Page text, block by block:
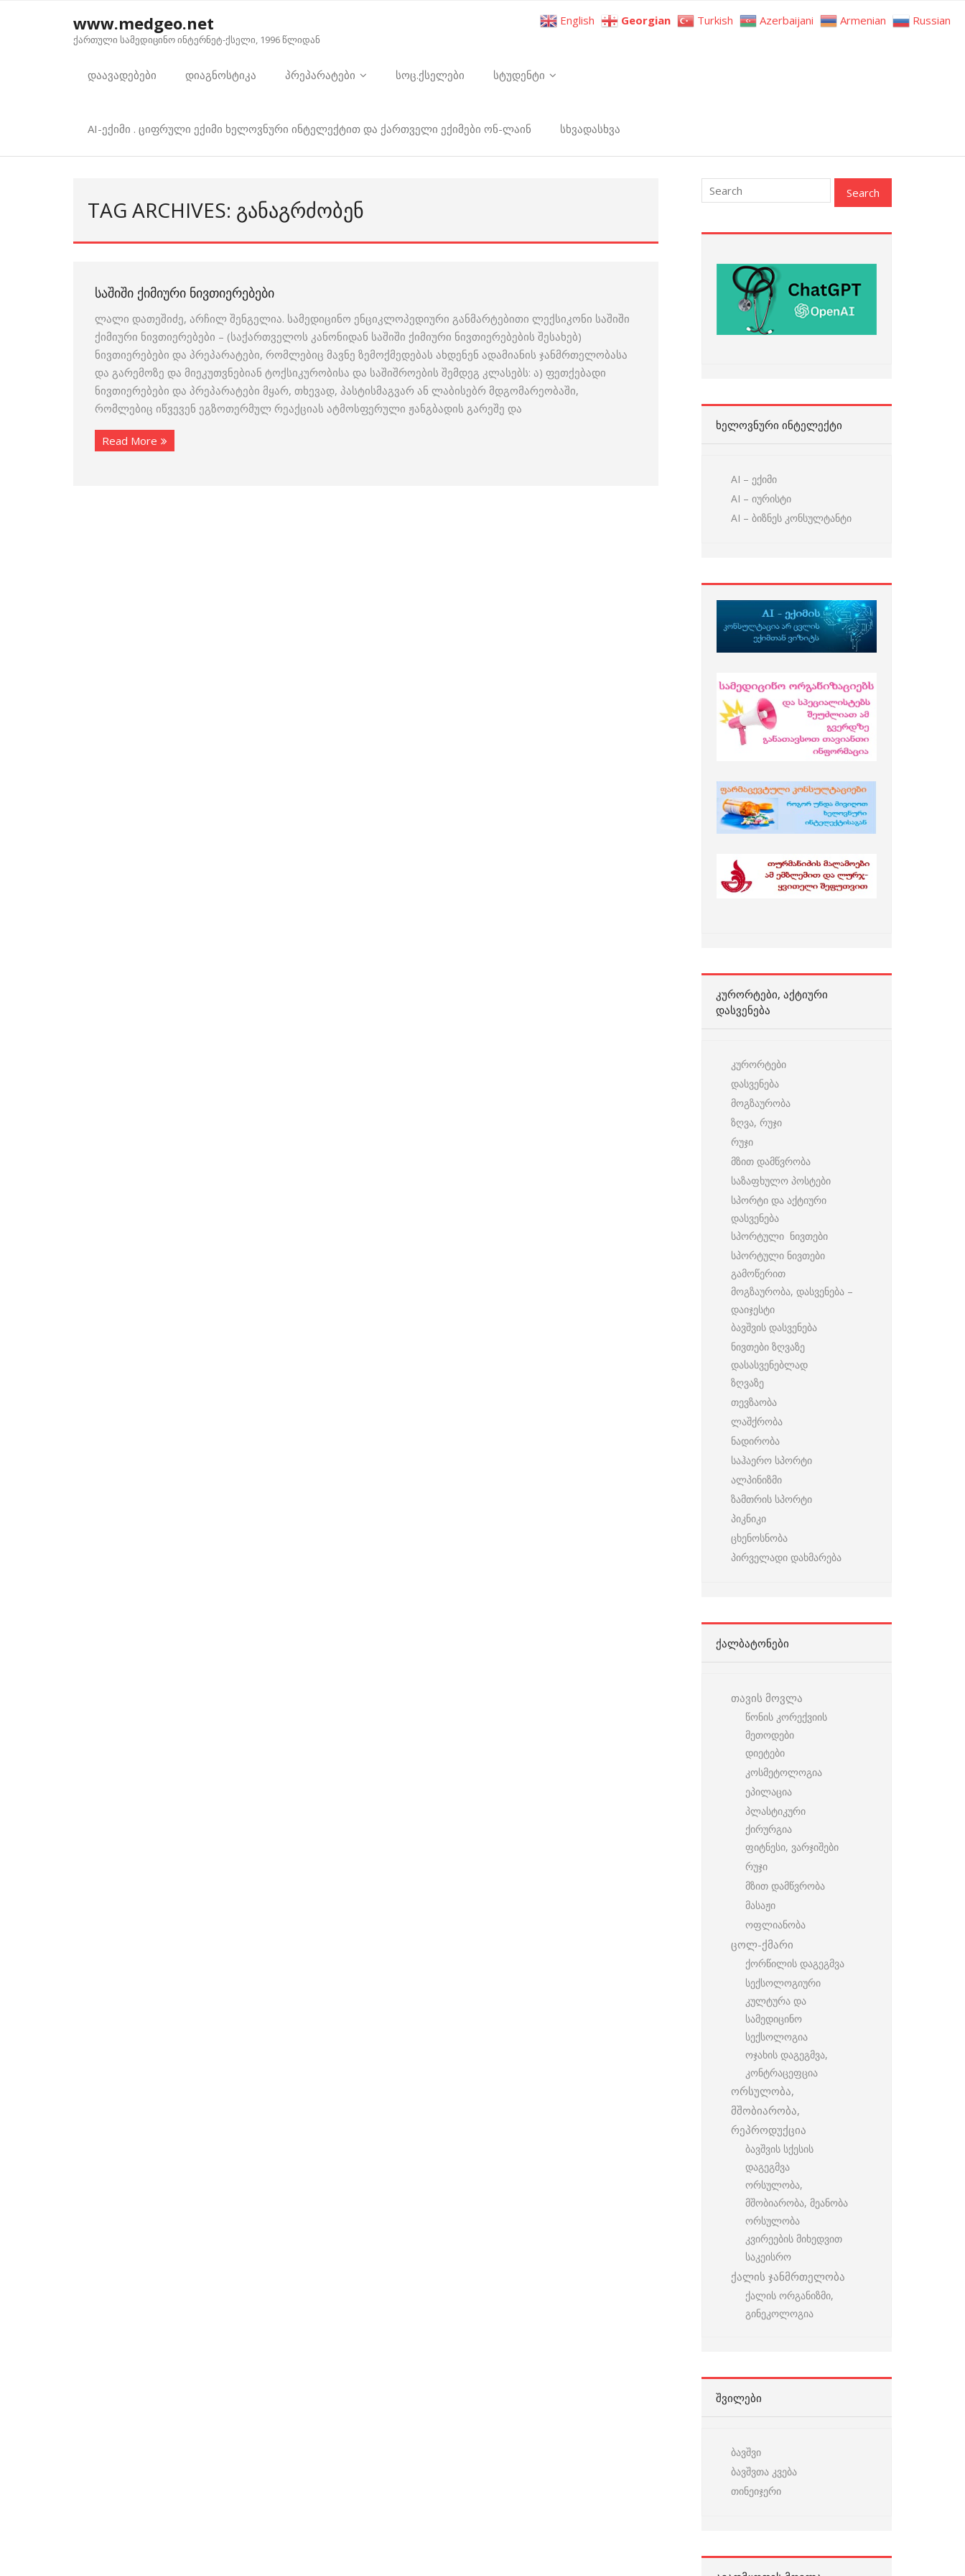
www.medgeo.net
ქართული სამედიცინო ინტერნეტ-ქსელი, 1996 წლიდან
დაავადებები დიაგნოსტიკა პრეპარატები სოც.ქსელები სტუდენტი
AI-ექიმი . ციფრული ექიმი ხელოვნური ინტელექტით და ქართველი ექიმები ონ-ლაინ სხვადასხვა
TAG ARCHIVES: ᲒᲐᲜᲐᲒᲠᲫᲝᲑᲔᲜ
ᲡᲐᲨᲘᲨᲘ ᲥᲘᲛᲘᲣᲠᲘ ᲜᲘᲕᲗᲘᲔᲠᲔᲑᲔᲑᲘ
ლალი დათეშიძე, არჩილ შენგელია. სამედიცინო ენციკლოპედიური განმარტებითი ლექსიკონი საშიში
ქიმიური ნივთიერებები – (საქართველოს კანონიდან საშიში ქიმიური ნივთიერებების შესახებ)
ნივთიერებები და პრეპარატები, რომლებიც მავნე ზემოქმედებას ახდენენ ადამიანის ჯანმრთელობასა
და გარემოზე და მიეკუთვნებიან ტოქსიკურობისა და საშიშროების შემდეგ კლასებს: ა) ფეთქებადი
ნივთიერებები და პრეპარატები მყარ, თხევად, პასტისმაგვარ ან ლაბისებრ მდგომარეობაში,
რომლებიც იწვევენ ეგზოთერმულ რეაქციას ატმოსფერული ჟანგბადის გარეშე და
Read More
ᲮᲔᲚᲝᲕᲜᲣᲠᲘ ᲘᲜᲢᲔᲚᲔᲥᲢᲘ
AI – ექიმი
AI – იურისტი
AI – ბიზნეს კონსულტანტი
ᲙᲣᲠᲝᲠᲢᲔᲑᲘ, ᲐᲥᲢᲘᲣᲠᲘ
ᲓᲐᲡᲕᲔᲜᲔᲑᲐ
კურორტები
დასვენება
მოგზაურობა
ზღვა, რუჯი
რუჯი
მზით დამწვრობა
საზაფხულო პოსტები
სპორტი და აქტიური
დასვენება
სპორტული ნივთები
სპორტული ნივთები
გამოწერით
მოგზაურობა, დასვენება –
დაიჯესტი
ბავშვის დასვენება
ნივთები ზღვაზე
დასასვენებლად
ზღვაზე
თევზაობა
ლაშქრობა
ნადირობა
საჰაერო სპორტი
ალპინიზმი
ზამთრის სპორტი
პიკნიკი
ცხენოსნობა
პირველადი დახმარება
ᲥᲐᲚᲑᲐᲢᲝᲜᲔᲑᲘ
თავის მოვლა
წონის კორექვიის
მეთოდები
დიეტები
კოსმეტოლოგია
ეპილაცია
პლასტიკური
ქირურგია
ფიტნესი, ვარჯიშები
რუჯი
მზით დამწვრობა
მასაჟი
ოფლიანობა
ცოლ-ქმარი
ქორწილის დაგეგმვა
სექსოლოგიური
კულტურა და
სამედიცინო
სექსოლოგია
ოჯახის დაგეგმვა,
კონტრაცეფცია
ორსულობა,
მშობიარობა,
რეპროდუქცია
ბავშვის სქესის
დაგეგმვა
ორსულობა,
მშობიარობა, მეანობა
ორსულობა
კვირეების მიხედვით
საკეისრო
ქალის ჯანმრთელობა
ქალის ორგანიზმი,
გინეკოლოგია
ᲨᲕᲘᲚᲔᲑᲘ
ბავშვი
ბავშვთა კვება
თინეიჯერი
English Georgian Turkish Azerbaijani Armenian Russian